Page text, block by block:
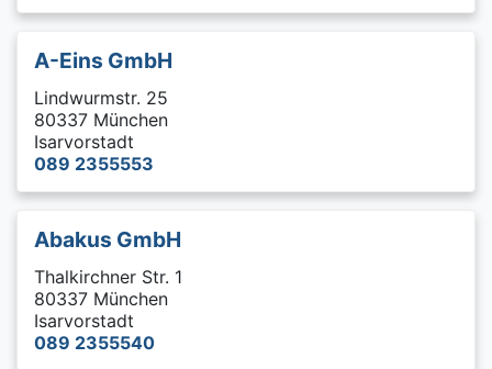
A-Eins GmbH
Lindwurmstr. 25
80337 München
Isarvorstadt
089 2355553
Abakus GmbH
Thalkirchner Str. 1
80337 München
Isarvorstadt
089 2355540